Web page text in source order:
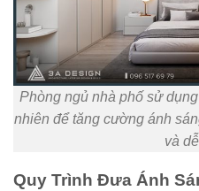
Phòng ngủ nhà phố sử
nhiên để tăng cường ánh
và
Quy Trình Đưa Ánh